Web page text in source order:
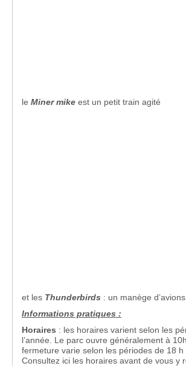
le Miner mike est un petit train agité
et les Thunderbirds : un manège
Informations pratiques :
Horaires : les horaires varient selon les
l’année. Le parc ouvre généralement à
fermeture varie selon les périodes de 18 h
Consultez ici les horaires avant de vous y